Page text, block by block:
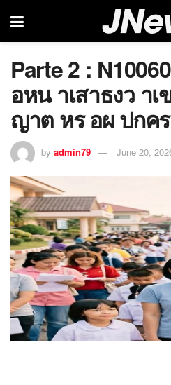
Parte 2 :
อหน าเสาธงว า
ญาต หร อผ ปกค
by admin79 June 20,